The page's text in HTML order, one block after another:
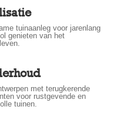
tuinaanleg voor jarenlang
genieten van het
met terugkerende
voor rustgevende en
tuinen.